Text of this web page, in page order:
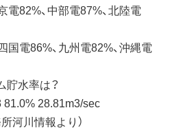
電82%、中部電87%、北陸電
国電86%、九州電82%、沖縄電
貯水率は？
28.81m3/sec
河川情報より）